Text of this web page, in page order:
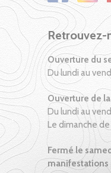
Retrouvez-
Ouverture du
Du lundi au
Ouverture de
Du lundi au
Le dimanche
Fermé le